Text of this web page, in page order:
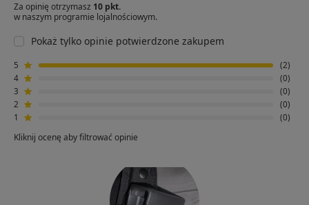
Za opinię otrzymasz 10 pkt.
w naszym programie lojalnościowym.
Pokaż tylko opinie potwierdzone zakupem
5
2
4
0
3
0
2
0
1
0
Kliknij ocenę aby filtrować opinie